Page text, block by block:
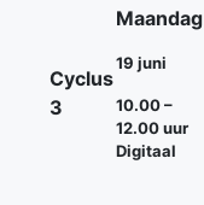
Cyclus
3
Maandag
19 juni
10.00 –
12.00 uur
Digitaal